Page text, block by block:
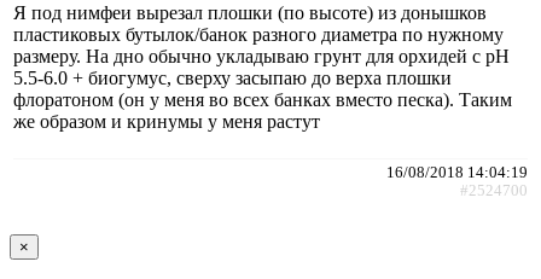
Я под нимфеи вырезал плошки (по высоте) из донышков
пластиковых бутылок/банок разного диаметра по нужному
размеру. На дно обычно укладываю грунт для орхидей с рН
5.5-6.0 + биогумус, сверху засыпаю до верха плошки
флоратоном (он у меня во всех банках вместо песка). Таким
же образом и кринумы у меня растут
16/08/2018 14:04:19
#2524700
×